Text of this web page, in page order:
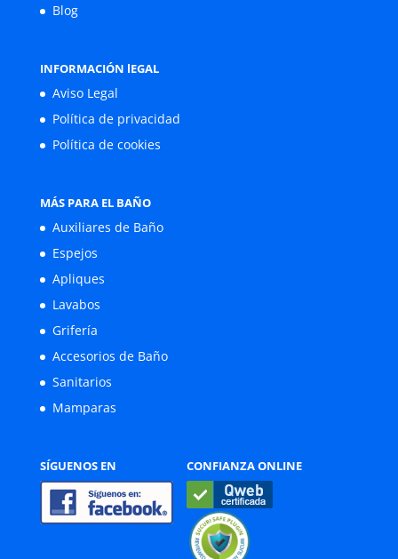
Blog
INFORMACIÓN lEGAL
Aviso Legal
Política de privacidad
Política de cookies
MÁS PARA EL BAÑO
Auxiliares de Baño
Espejos
Apliques
Lavabos
Grifería
Accesorios de Baño
Sanitarios
Mamparas
SÍGUENOS EN CONFIANZA ONLINE